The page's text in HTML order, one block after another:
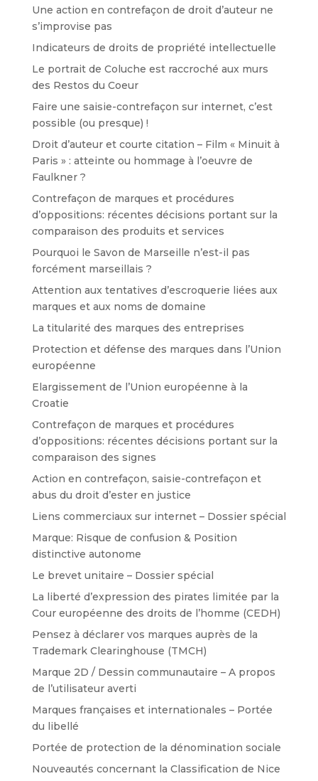
Une action en contrefaçon de droit d’auteur ne
s’improvise pas
Indicateurs de droits de propriété intellectuelle
Le portrait de Coluche est raccroché aux murs
des Restos du Coeur
Faire une saisie-contrefaçon sur internet, c’est
possible (ou presque) !
Droit d’auteur et courte citation – Film « Minuit à
Paris » : atteinte ou hommage à l’oeuvre de
Faulkner ?
Contrefaçon de marques et procédures
d’oppositions: récentes décisions portant sur la
comparaison des produits et services
Pourquoi le Savon de Marseille n’est-il pas
forcément marseillais ?
Attention aux tentatives d’escroquerie liées aux
marques et aux noms de domaine
La titularité des marques des entreprises
Protection et défense des marques dans l’Union
européenne
Elargissement de l’Union européenne à la
Croatie
Contrefaçon de marques et procédures
d’oppositions: récentes décisions portant sur la
comparaison des signes
Action en contrefaçon, saisie-contrefaçon et
abus du droit d’ester en justice
Liens commerciaux sur internet – Dossier spécial
Marque: Risque de confusion & Position
distinctive autonome
Le brevet unitaire – Dossier spécial
La liberté d’expression des pirates limitée par la
Cour européenne des droits de l’homme (CEDH)
Pensez à déclarer vos marques auprès de la
Trademark Clearinghouse (TMCH)
Marque 2D / Dessin communautaire – A propos
de l’utilisateur averti
Marques françaises et internationales – Portée
du libellé
Portée de protection de la dénomination sociale
Nouveautés concernant la Classification de Nice